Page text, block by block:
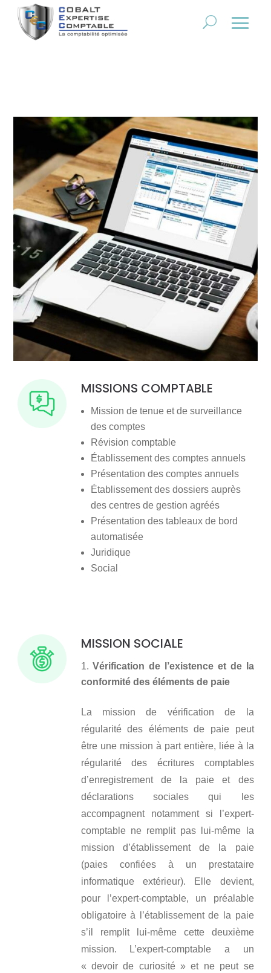
MISSIONS COMPTABLE
Mission de tenue et de surveillance
des comptes
Révision comptable
Établissement des comptes annuels
Présentation des comptes annuels
Établissement des dossiers auprès
des centres de gestion agréés
Présentation des tableaux de bord
automatisée
Juridique
Social
MISSION SOCIALE
Vérification de l’existence et de la
conformité des éléments de paie
La mission de vérification de la
régularité des éléments de paie peut
être une mission à part entière, liée à la
régularité des écritures comptables
d’enregistrement de la paie et des
déclarations sociales qui les
accompagnent notamment si l’expert-
comptable ne remplit pas lui-même la
mission d’établissement de la paie
(paies confiées à un prestataire
informatique extérieur). Elle devient,
pour l’expert-comptable, un préalable
obligatoire à l’établissement de la paie
s’il remplit lui-même cette deuxième
mission. L’expert-comptable a un
« devoir de curiosité » et ne peut se